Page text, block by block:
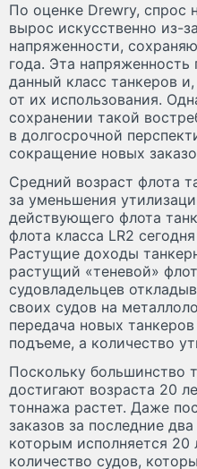
По оценке Drewry, cпрос
вырос искусственно из-
напряженности,
года. Эта
данный класс танкеров
от их использования.
сохранении такой
в долгосрочной
сокращение новых
Средний возраст флота
за уменьшения
действующего флота
флота класса LR2
Растущие доходы
растущий «теневой»
судовладельцев
своих судов на
передача новых
подъеме, а количество
Поскольку большинство
достигают возраста 20
тоннажа растет. Даже
заказов за последние
которым исполняется 20
количество судов,